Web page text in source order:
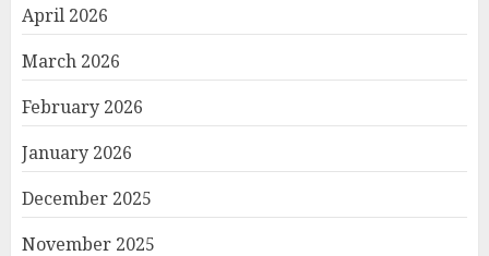
April 2026
March 2026
February 2026
January 2026
December 2025
November 2025